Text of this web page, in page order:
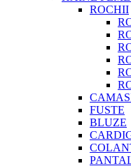
ROCHII
FUSTE
BLUZE